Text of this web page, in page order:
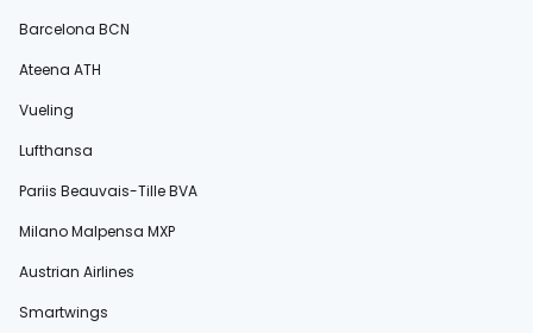
Barcelona BCN
Ateena ATH
Vueling
Lufthansa
Pariis Beauvais-Tille BVA
Milano Malpensa MXP
Austrian Airlines
Smartwings